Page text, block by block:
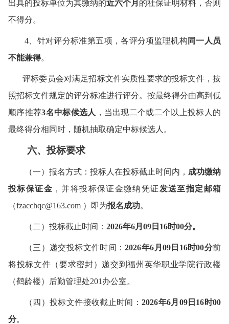
出具的投标单位为其缴纳的近六个月 的社保证明材料，否则
不得分。
4、针对评分标准第五项，各评分项监理机构 同一人员
不能兼得。
评标委员会对满足招标文件实质性要求的投标文件，按
照招标文件规定的评分标准进行评分。按最终得分由高到低
顺序推荐3名中标候选人 ，当出现二个或二个以上投标人的
最终得分相同时，随机抽取确定中标候选人。
六、投标要求
（一） 报名方式： 投标人 在投标截止时间内， 成功缴纳
投标保证金 ，并将投标保证金缴纳凭证发送至指定邮箱
（fzacchqc@163.com ）即为报名成功。
（二）投标截止时间： 2026年6月 09 日16时00分。
（三 ）递交投标文件时间：2026年6 月 09日16时00分前
将投标文件（要求密封）递交到福州英华职业学院行政楼
（鹤龄楼）后勤管理处201办公室。
（ 四 ）投标文件接收截止时间：2026年6月 09日 16 时00
分。